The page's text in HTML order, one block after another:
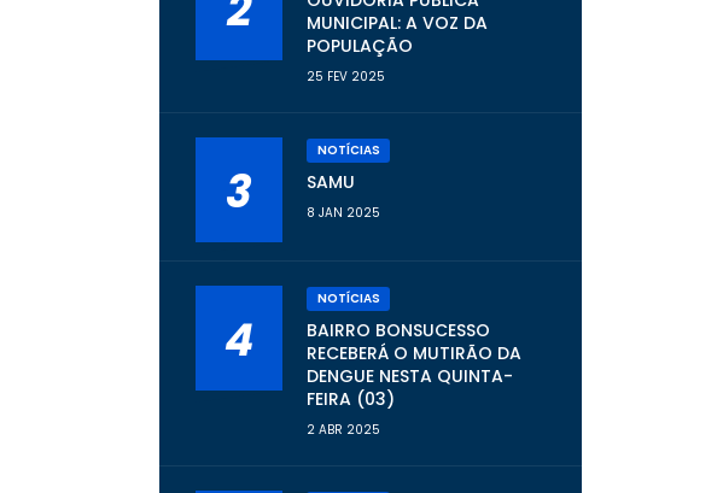
MUNICIPAL: A VOZ DA
POPULAÇÃO
25 FEV 2025
3
NOTÍCIAS
SAMU
8 JAN 2025
4
NOTÍCIAS
BAIRRO BONSUCESSO
RECEBERÁ O MUTIRÃO DA
DENGUE NESTA QUINTA-
FEIRA (03)
2 ABR 2025